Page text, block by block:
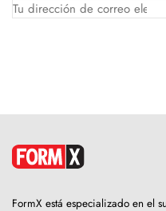
FormX está especializado en el